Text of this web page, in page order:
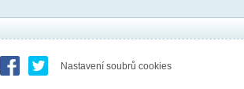
Nastavení soubrů cookies